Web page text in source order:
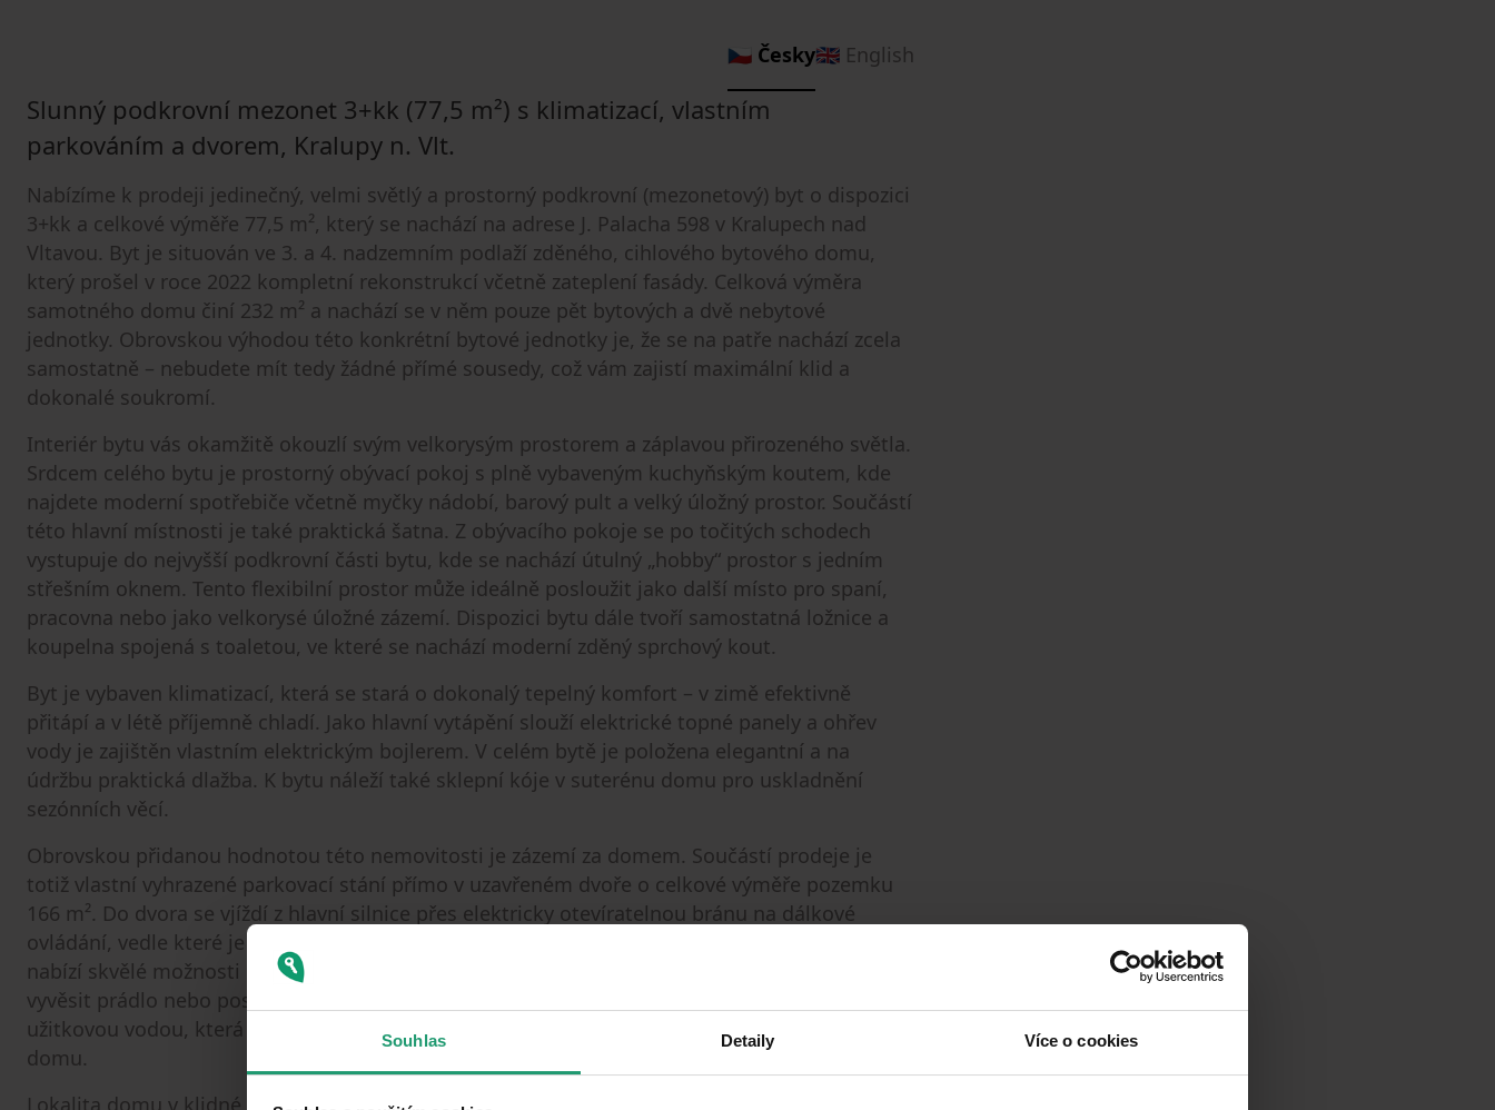
Souhlas Detaily Více o cookies
🇨🇿 Česky🇬🇧 English
Slunný podkrovní mezonet 3+kk (77,5 m²) s klimatizací, vlastním
parkováním a dvorem, Kralupy n. Vlt.
Nabízíme k prodeji jedinečný, velmi světlý a prostorný podkrovní (mezonetový) byt o dispozici
3+kk a celkové výměře 77,5 m², který se nachází na adrese J. Palacha 598 v Kralupech nad
Vltavou. Byt je situován ve 3. a 4. nadzemním podlaží zděného, cihlového bytového domu,
který prošel v roce 2022 kompletní rekonstrukcí včetně zateplení fasády. Celková výměra
samotného domu činí 232 m² a nachází se v něm pouze pět bytových a dvě nebytové
jednotky. Obrovskou výhodou této konkrétní bytové jednotky je, že se na patře nachází zcela
samostatně – nebudete mít tedy žádné přímé sousedy, což vám zajistí maximální klid a
dokonalé soukromí.
Interiér bytu vás okamžitě okouzlí svým velkorysým prostorem a záplavou přirozeného světla.
Srdcem celého bytu je prostorný obývací pokoj s plně vybaveným kuchyňským koutem, kde
najdete moderní spotřebiče včetně myčky nádobí, barový pult a velký úložný prostor. Součástí
této hlavní místnosti je také praktická šatna. Z obývacího pokoje se po točitých schodech
vystupuje do nejvyšší podkrovní části bytu, kde se nachází útulný „hobby“ prostor s jedním
střešním oknem. Tento flexibilní prostor může ideálně posloužit jako další místo pro spaní,
pracovna nebo jako velkorysé úložné zázemí. Dispozici bytu dále tvoří samostatná ložnice a
koupelna spojená s toaletou, ve které se nachází moderní zděný sprchový kout.
Byt je vybaven klimatizací, která se stará o dokonalý tepelný komfort – v zimě efektivně
přitápí a v létě příjemně chladí. Jako hlavní vytápění slouží elektrické topné panely a ohřev
vody je zajištěn vlastním elektrickým bojlerem. V celém bytě je položena elegantní a na
údržbu praktická dlažba. K bytu náleží také sklepní kóje v suterénu domu pro uskladnění
sezónních věcí.
Obrovskou přidanou hodnotou této nemovitosti je zázemí za domem. Součástí prodeje je
totiž vlastní vyhrazené parkovací stání přímo v uzavřeném dvoře o celkové výměře pozemku
166 m². Do dvora se vjíždí z hlavní silnice přes elektricky otevíratelnou bránu na dálkové
ovládání, vedle které je pro pěší k dispozici vchodová branka. Tento bezpečný vnitroblok
nabízí skvělé možnosti pro relaxaci i praktický život – můžete si zde bez obav zaparkovat kolo,
vyvěsit prádlo nebo posedět a ugrilovat něco s přáteli. Na pozemku se navíc nachází studna s
užitkovou vodou, která je vyvedena venku na dvoře a je plně k dispozici pro potřeby obyvatel
domu.
Lokalita domu v klidné části Kralup nad Vltavou v sobě spojuje klidné bydlení a stoprocentní